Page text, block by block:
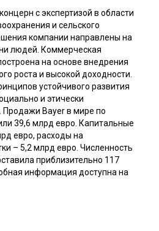
с экспертизой в области
и сельского
компании направлены на
людей. Коммерческая
на основе внедрения
роста и высокой доходности.
устойчивого развития
и этически
Продажи Bayer в мире по
39,6 млрд евро. Капитальные
евро, расходы на
– 5,2 млрд евро. Численность
приблизительно 117
информация доступна на